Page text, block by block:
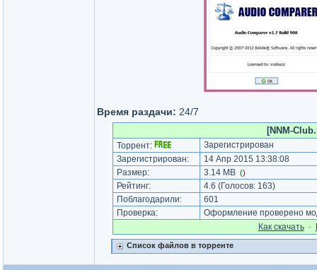
Время раздачи: 24/7
[NNM-
Торрент:
Зарегистрирован
Зарегистрирован:
14 Апр 2015 13:38:08
Размер:
3.14 MB ()
Рейтинг: 4.6 (Голосов: 163)
Поблагодарили:
601
Проверка:
Оформление проверено
Как cкачать·
Список файлов в торренте